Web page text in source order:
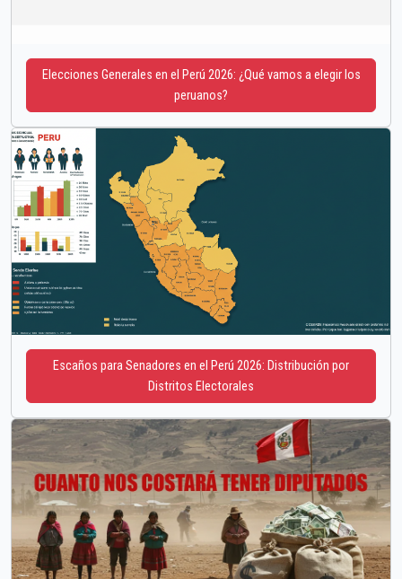
Elecciones Generales en el Perú 2026: ¿Qué vamos a elegir los
peruanos?
Escaños para Senadores en el Perú 2026: Distribución por
Distritos Electorales